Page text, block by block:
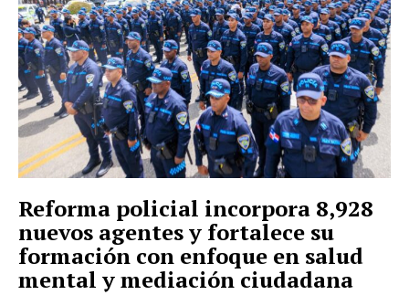
Reforma policial incorpora 8,928
nuevos agentes y fortalece su
formación con enfoque en salud
mental y mediación ciudadana